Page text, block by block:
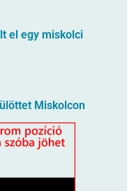
el egy miskolci
Miskolcon